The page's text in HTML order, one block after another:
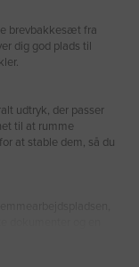
brevbakkesæt fra
dig god plads til
udtryk, der passer
til at rumme
at stable dem, så du